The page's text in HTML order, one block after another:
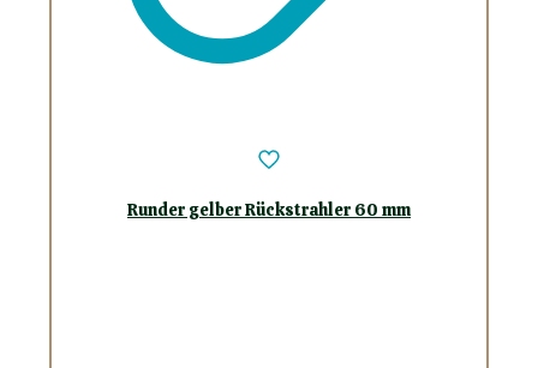
Runder gelber Rückstrahler 60 mm